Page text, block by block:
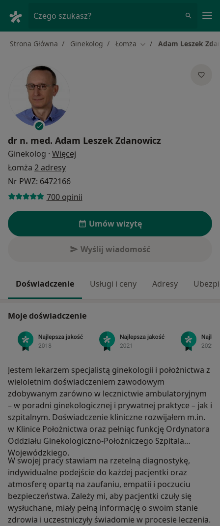
Czego szukasz?
Strona Główna Ginekolog Łomża Zmień miasto
Adam Leszek
dr n. med. Adam Leszek Zdanowicz
Ginekolog · Więcej
Łomża 2 adresy
Nr PWZ: 6472166
700 opinii
Umów wizytę
Wyślij wiadomość
Doświadczenie Usługi i ceny Adresy
Moje doświadczenie
Jestem lekarzem specjalistą ginekologii i położnictwa z
wieloletnim doświadczeniem zawodowym
zdobywanym zarówno w lecznictwie ambulatoryjnym
– w poradni ginekologicznej i prywatnej praktyce – jak i
szpitalnym. Doświadczenie kliniczne rozwijałem m.in.
w Klinice Położnictwa oraz pełniąc funkcję Ordynatora
Oddziału Ginekologiczno-Położniczego Szpitala
Wojewódzkiego.
W swojej pracy stawiam na rzetelną diagnostykę,
indywidualne podejście do każdej pacjentki oraz
atmosferę opartą na zaufaniu, empatii i poczuciu
bezpieczeństwa. Zależy mi, aby pacjentki czuły się
wysłuchane, miały pełną informację o swoim stanie
zdrowia i uczestniczyły świadomie w procesie leczenia.